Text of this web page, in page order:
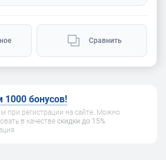
Сравнить
1000 бонусов!
при регистрации на сайте. Можно
в качестве скидки до 15%.